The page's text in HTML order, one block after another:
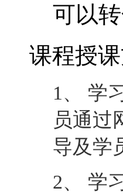
可以
课程授
1、 学
员通过
导及学
2、 学